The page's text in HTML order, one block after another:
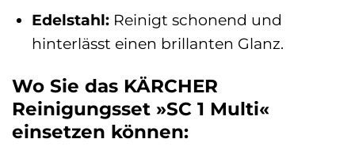
Edelstahl:Reinigt schonend und
hinterlässt einen brillanten Glanz.
Wo Sie das KÄRCHER
Reinigungsset »SC 1 Multi«
einsetzen können: